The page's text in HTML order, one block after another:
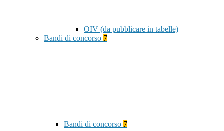
OIV (da pubblicare in tabelle)
Bandi di concorso 7
Bandi di concorso 7